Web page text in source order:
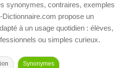
synonymes, contraires, exemples
Dictionnaire.com propose un
à un usage quotidien : élèves,
ou simples curieux.
Synonymes